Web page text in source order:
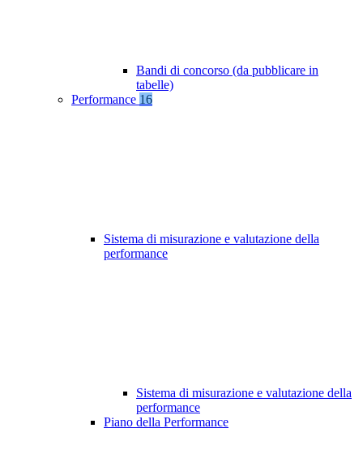
Bandi di concorso (da pubblicare in
tabelle)
Performance 16
Sistema di misurazione e valutazione della
performance
Sistema di misurazione e valutazione della
performance
Piano della Performance